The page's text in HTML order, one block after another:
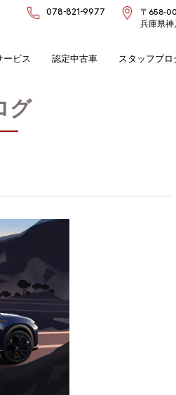
078-821-9977
〒658-
兵庫県神
ービス 認定中古車 スタッフブロ
グ